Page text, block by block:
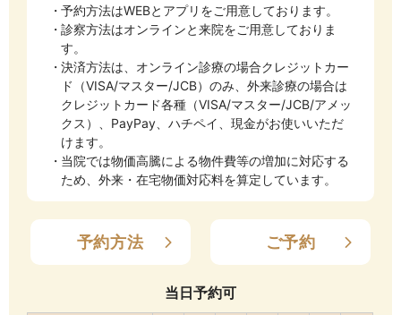
予約方法はWEBとアプリをご用意しております。
診察方法はオンラインと来院をご用意しておりま
す。
決済方法は、オンライン診療の場合クレジットカー
ド（VISA/マスター/JCB）のみ、外来診療の場合は
クレジットカード各種（VISA/マスター/JCB/アメッ
クス）、PayPay、ハチペイ、現金がお使いいただ
けます。
当院では物価高騰による物件費等の増加に対応する
ため、外来・在宅物価対応料を算定しています。
予約方法 ご予約
当日予約可